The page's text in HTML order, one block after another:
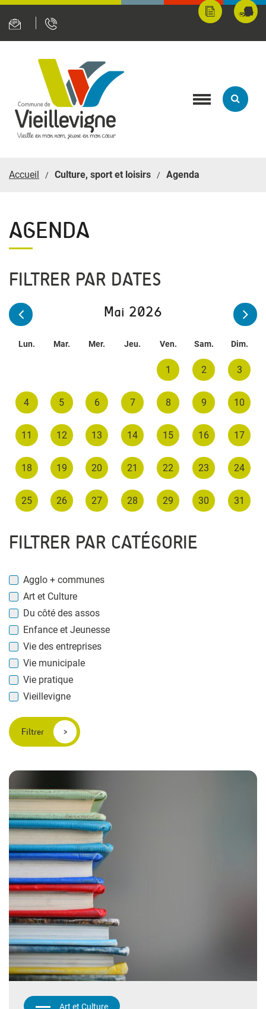
Mes
démarches
Toggle
Accueil Culture, sport et loisirs Agenda
AGENDA
FILTRER PAR DATES
Mai 2026
Lun. Mar. Mer. Jeu. Ven. Sam. Dim.
1 2 3
4 5 6 7 8 9 10
11 12 13 14 15 16 17
18 19 20 21 22 23 24
25 26 27 28 29 30 31
FILTRER PAR CATÉGORIE
Agglo + communes
Art et Culture
Du côté des assos
Enfance et Jeunesse
Vie des entreprises
Vie municipale
Vie pratique
Vieillevigne
Filtrer
Art et Culture
Panneau de gestion des cookies